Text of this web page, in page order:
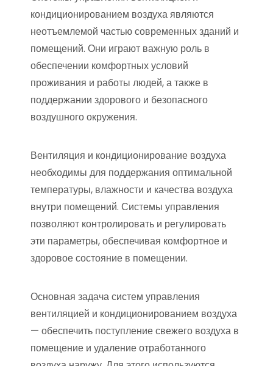
кондиционированием воздуха являются
неотъемлемой частью современных зданий и
помещений. Они играют важную роль в
обеспечении комфортных условий
проживания и работы людей, а также в
поддержании здорового и безопасного
воздушного окружения.
Вентиляция и кондиционирование воздуха
необходимы для поддержания оптимальной
температуры, влажности и качества воздуха
внутри помещений. Системы управления
позволяют контролировать и регулировать
эти параметры, обеспечивая комфортное и
здоровое состояние в помещении.
Основная задача систем управления
вентиляцией и кондиционированием воздуха
— обеспечить поступление свежего воздуха в
помещение и удаление отработанного